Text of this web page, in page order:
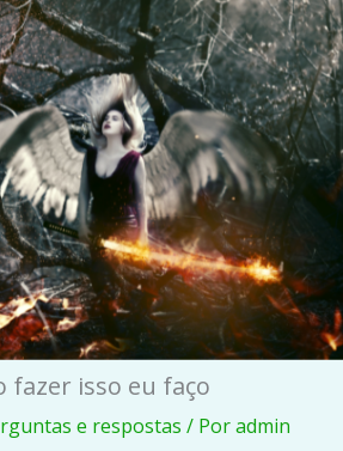
fazer isso eu faço
e respostas / Poradmin